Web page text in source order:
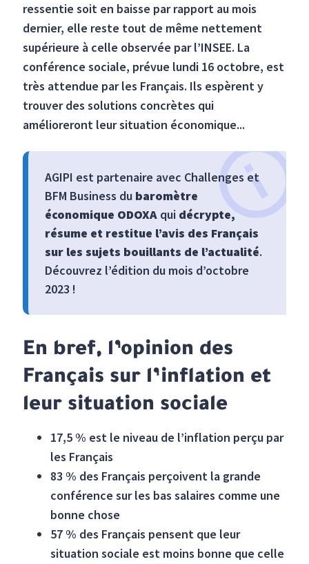
ressentie soit en baisse par rapport au mois
dernier, elle reste tout de même nettement
supérieure à celle observée par l’INSEE. La
conférence sociale, prévue lundi 16 octobre, est
très attendue par les Français. Ils espèrent y
trouver des solutions concrètes qui
amélioreront leur situation économique...
AGIPI est partenaire avec Challenges et
BFM Business du baromètre
économique ODOXA qui décrypte,
résume et restitue l’avis des Français
sur les sujets bouillants de l’actualité.
Découvrez l’édition du mois d’octobre
2023 !
En bref, l’opinion des
Français sur l’inflation et
leur situation sociale
17,5 % est le niveau de l’inflation perçu par
les Français
83 % des Français perçoivent la grande
conférence sur les bas salaires comme une
bonne chose
57 % des Français pensent que leur
situation sociale est moins bonne que celle